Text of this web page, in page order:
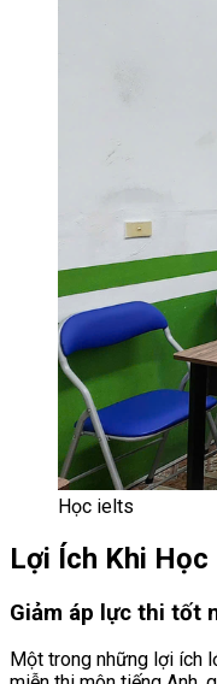
Học ielts
Lợi Ích Khi Học
Giảm áp lực thi tốt
Một trong những lợi ích